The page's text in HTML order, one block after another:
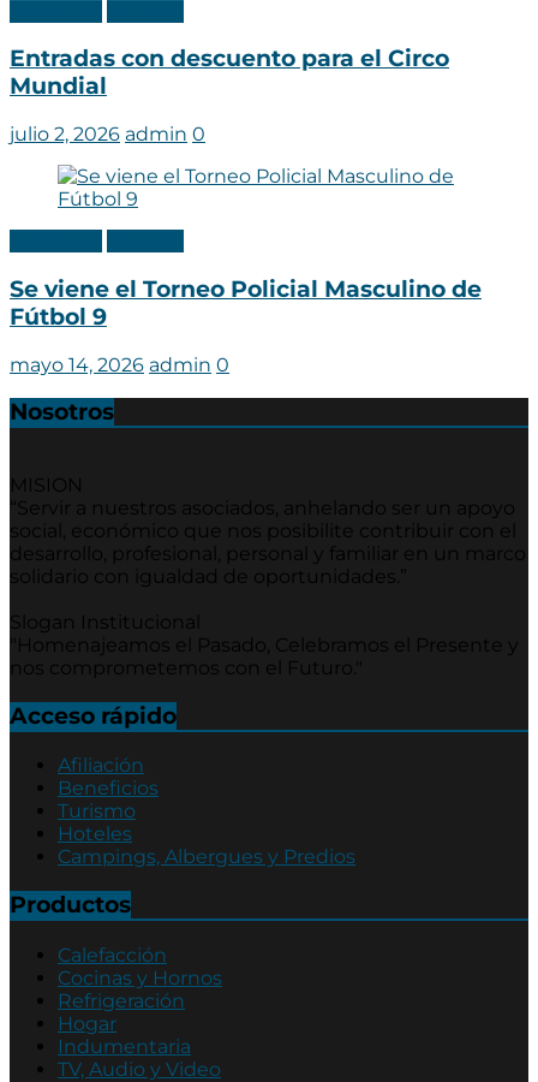
Entradas con descuento para el Circo
Mundial
julio 2, 2026 admin 0
Se viene el Torneo Policial Masculino de
Fútbol 9
mayo 14, 2026 admin 0
Nosotros
MISION
“Servir a nuestros asociados, anhelando ser un apoyo
social, económico que nos posibilite contribuir con el
desarrollo, profesional, personal y familiar en un marco
solidario con igualdad de oportunidades.”
Slogan Institucional
"Homenajeamos el Pasado, Celebramos el Presente y
nos comprometemos con el Futuro."
Acceso rápido
Afiliación
Beneficios
Turismo
Hoteles
Campings, Albergues y Predios
Productos
Calefacción
Cocinas y Hornos
Refrigeración
Hogar
Indumentaria
TV, Audio y Video